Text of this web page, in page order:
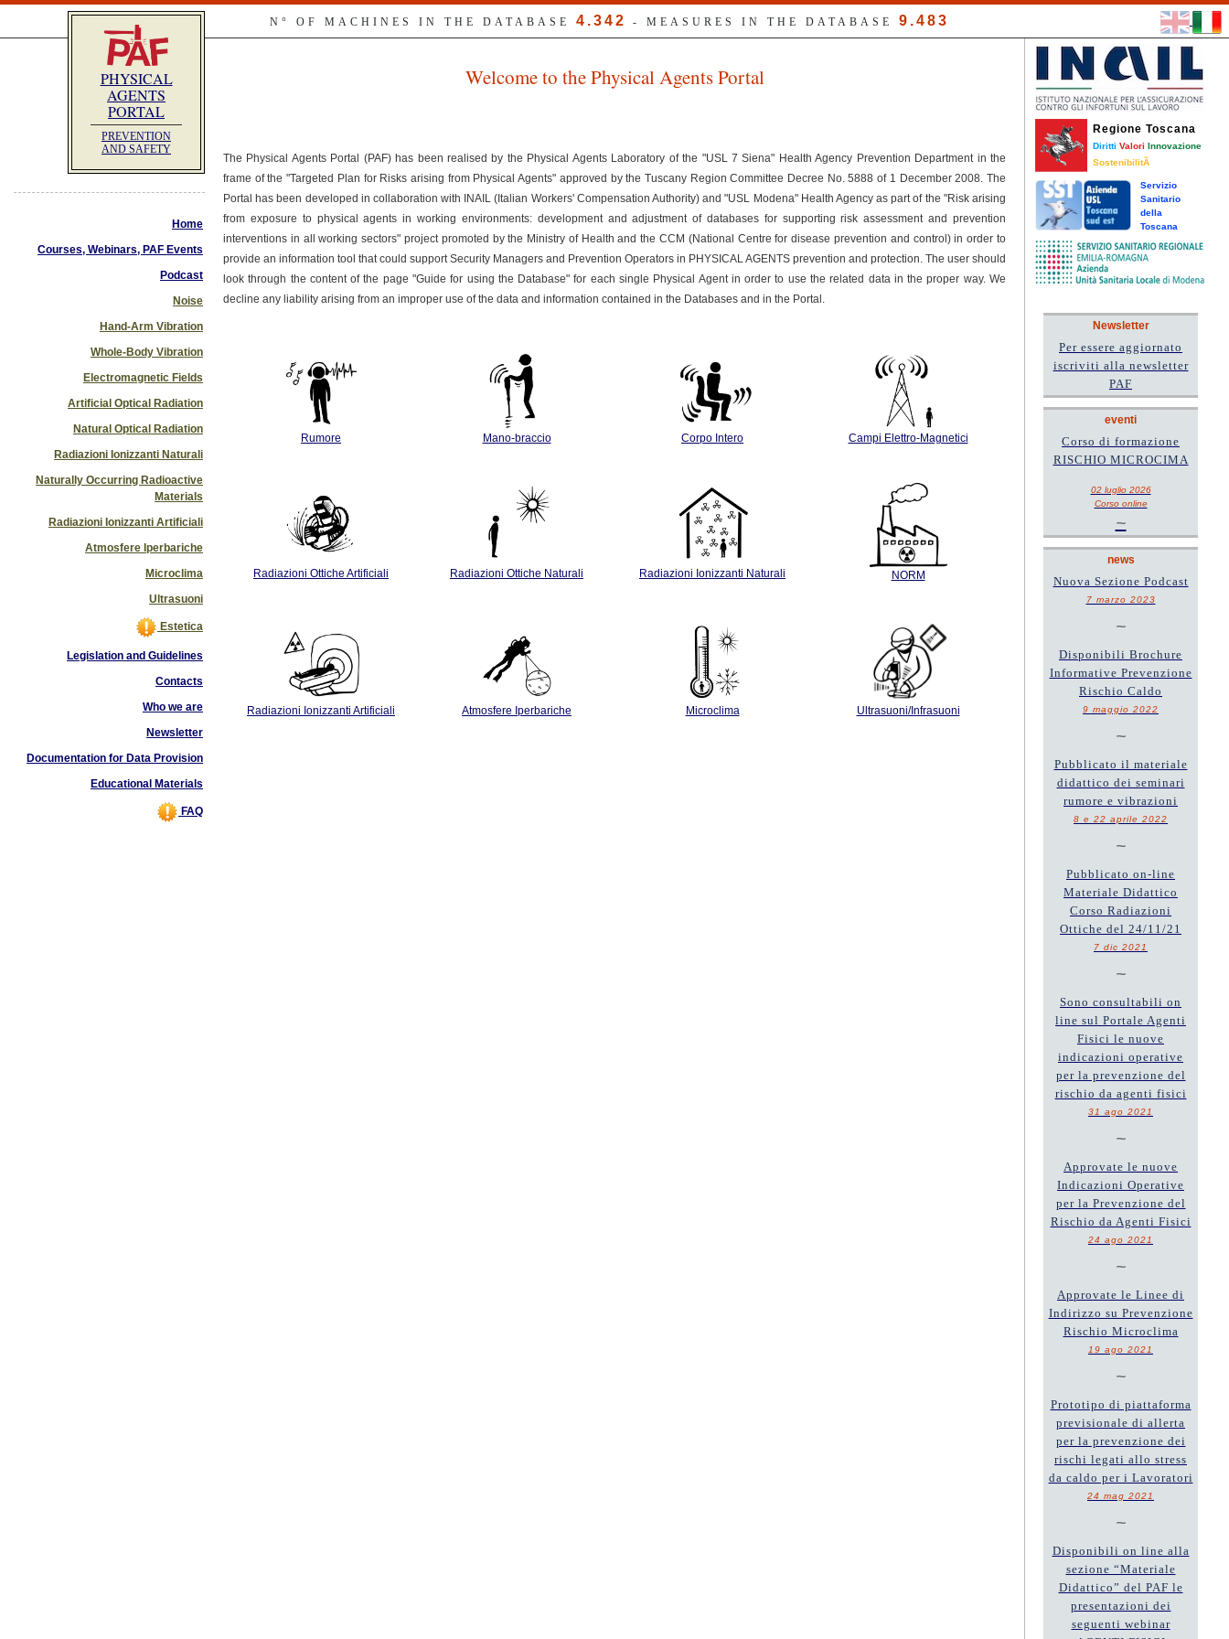
N° OF MACHINES IN THE DATABASE 4.342 - MEASURES IN THE DATABASE 9.483
PHYSICAL
AGENTS
PORTAL
PREVENTION
AND SAFETY
Home
Courses, Webinars, PAF Events
Podcast
Noise
Hand-Arm Vibration
Whole-Body Vibration
Electromagnetic Fields
Artificial Optical Radiation
Natural Optical Radiation
Radiazioni Ionizzanti Naturali
Naturally Occurring Radioactive
Materials
Radiazioni Ionizzanti Artificiali
Atmosfere Iperbariche
Microclima
Ultrasuoni
Estetica
Legislation and Guidelines
Contacts
Who we are
Newsletter
Documentation for Data Provision
Educational Materials
FAQ
Welcome to the Physical Agents Portal
The Physical Agents Portal (PAF) has been realised by the Physical Agents Laboratory of the "USL 7 Siena" Health Agency Prevention Department in the
frame of the "Targeted Plan for Risks arising from Physical Agents" approved by the Tuscany Region Committee Decree No. 5888 of 1 December 2008. The
Portal has been developed in collaboration with INAIL (Italian Workers' Compensation Authority) and "USL Modena" Health Agency as part of the "Risk arising
from exposure to physical agents in working environments: development and adjustment of databases for supporting risk assessment and prevention
interventions in all working sectors" project promoted by the Ministry of Health and the CCM (National Centre for disease prevention and control) in order to
provide an information tool that could support Security Managers and Prevention Operators in PHYSICAL AGENTS prevention and protection. The user should
look through the content of the page "Guide for using the Database" for each single Physical Agent in order to use the related data in the proper way. We
decline any liability arising from an improper use of the data and information contained in the Databases and in the Portal.
Rumore Mano-braccio Corpo Intero Campi Elettro-Magnetici
Radiazioni Ottiche Artificiali Radiazioni Ottiche Naturali Radiazioni Ionizzanti Naturali NORM
Radiazioni Ionizzanti Artificiali Atmosfere Iperbariche Microclima Ultrasuoni/Infrasuoni
Regione Toscana
Diritti Valori Innovazione
SostenibilitÃ
Servizio
Sanitario
della
Toscana
Newsletter
Per essere aggiornato
iscriviti alla newsletter
PAF
eventi
Corso di formazione
RISCHIO MICROCIMA
02 luglio 2026
Corso online
~
news
Nuova Sezione Podcast
7 marzo 2023
~
Disponibili Brochure
Informative Prevenzione
Rischio Caldo
9 maggio 2022
~
Pubblicato il materiale
didattico dei seminari
rumore e vibrazioni
8 e 22 aprile 2022
~
Pubblicato on-line
Materiale Didattico
Corso Radiazioni
Ottiche del 24/11/21
7 dic 2021
~
Sono consultabili on
line sul Portale Agenti
Fisici le nuove
indicazioni operative
per la prevenzione del
rischio da agenti fisici
31 ago 2021
~
Approvate le nuove
Indicazioni Operative
per la Prevenzione del
Rischio da Agenti Fisici
24 ago 2021
~
Approvate le Linee di
Indirizzo su Prevenzione
Rischio Microclima
19 ago 2021
~
Prototipo di piattaforma
previsionale di allerta
per la prevenzione dei
rischi legati allo stress
da caldo per i Lavoratori
24 mag 2021
~
Disponibili on line alla
sezione “Materiale
Didattico” del PAF le
presentazioni dei
seguenti webinar